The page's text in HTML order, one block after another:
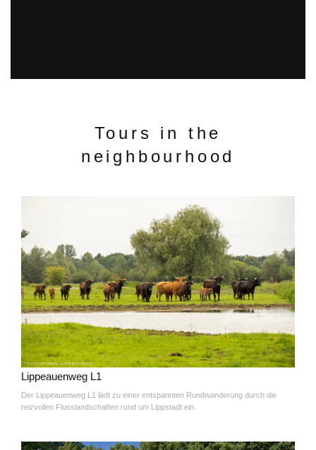
Tours in the
neighbourhood
Lippeauenweg L1
Der Lippeauenweg L1 lädt zu einer entspannten Rundwanderung durch die
reizvollen Flusslandschaften rund um Lippstadt ein.